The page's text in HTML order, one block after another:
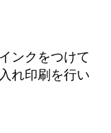
ンクをつけて
れ印刷を行い